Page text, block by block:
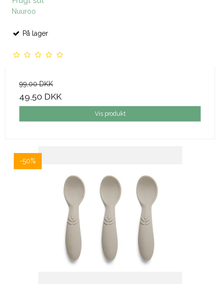
Nuuroo
På lager
99,00 DKK
49,50 DKK
Vis produkt
-50%